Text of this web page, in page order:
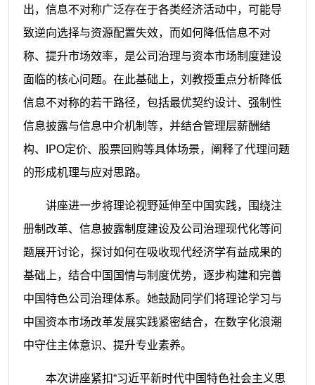
出，信息不对称广泛存在于各类经济活动中，可能导
致逆向选择与资源配置失效，而如何降低信息不对
称、提升市场效率，是公司治理与资本市场制度建设
面临的核心问题。在此基础上，刘教授重点分析降低
信息不对称的若干路径，包括最优契约设计、强制性
信息披露与信息中介机制等，并结合管理层薪酬结
构、IPO定价、股票回购等具体场景，阐释了代理问题
的形成机理与应对思路。
讲座进一步将理论视野延伸至中国实践，围绕注
册制改革、信息披露制度建设及公司治理现代化等问
题展开讨论，探讨如何在吸收现代经济学有益成果的
基础上，结合中国国情与制度优势，逐步构建和完善
中国特色公司治理体系。她鼓励同学们将理论学习与
中国资本市场改革发展实践紧密结合，在数字化浪潮
中守住主体意识、提升专业素养。
本次讲座紧扣“习近平新时代中国特色社会主义思